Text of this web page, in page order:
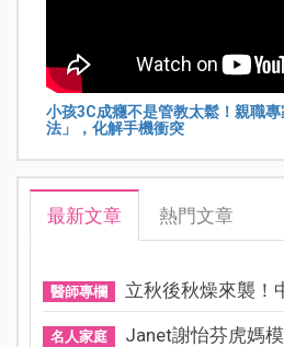
小孩3C成癮不是管教太鬆！親職
法」，化解手機衝突
最新文章 熱門文章
醫師專欄 立秋後秋燥來襲！
名人家庭 Janet謝怡芬虎媽